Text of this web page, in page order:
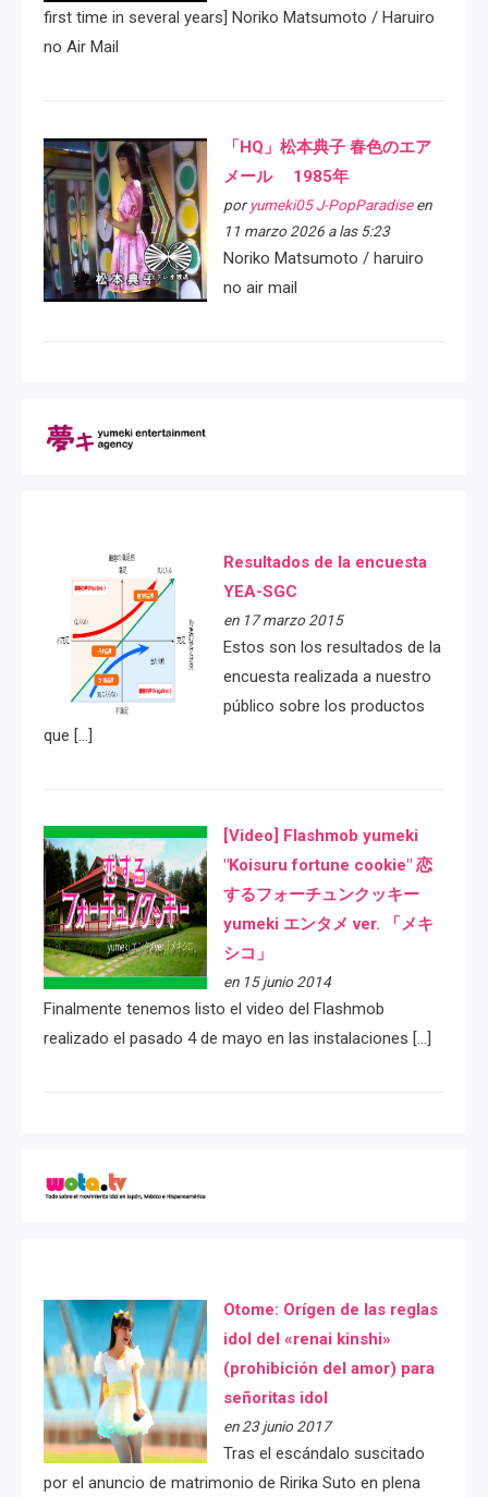
first time in several years] Noriko Matsumoto / Haruiro
no Air Mail
「HQ」松本典子 春色のエア
メール 1985年
por yumeki05 J-PopParadiseen
11 marzo 2026 a las 5:23
Noriko Matsumoto / haruiro
no air mail
Resultados de la encuesta
YEA-SGC
en 17 marzo 2015
Estos son los resultados de la
encuesta realizada a nuestro
público sobre los productos
que […]
[Video] Flashmob yumeki
"Koisuru fortune cookie" 恋
するフォーチュンクッキー
yumeki エンタメ ver. 「メキ
シコ」
en 15 junio 2014
Finalmente tenemos listo el video del Flashmob
realizado el pasado 4 de mayo en las instalaciones […]
Otome: Orígen de las reglas
idol del «renai kinshi»
(prohibición del amor) para
señoritas idol
en 23 junio 2017
Tras el escándalo suscitado
por el anuncio de matrimonio de Ririka Suto en plena